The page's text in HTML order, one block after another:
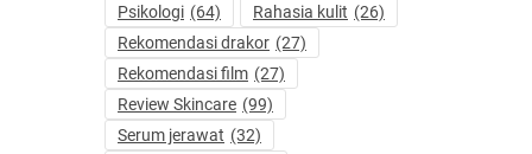
Psikologi (64) Rahasia kulit (26)
Rekomendasi drakor (27)
Rekomendasi film (27)
Review Skincare (99)
Serum jerawat (32)